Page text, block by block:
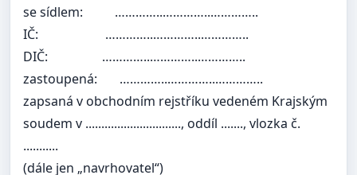
se sídlem: …………..…………..…………..
IČ: …………..…………..…………..
DIČ: …………..…………..…………..
zastoupená: …………..…………..…………..
zapsaná v obchodním rejstříku vedeném Krajským
soudem v .............................., oddíl ......., vlozka č.
...........
(dále jen „navrhovatel“)